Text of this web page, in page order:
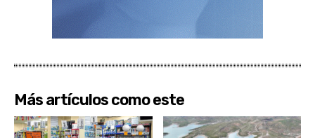
Más artículos como este